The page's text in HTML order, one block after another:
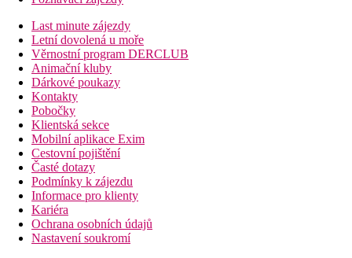
Last minute zájezdy
Letní dovolená u moře
Věrnostní program DERCLUB
Animační kluby
Dárkové poukazy
Kontakty
Pobočky
Klientská sekce
Mobilní aplikace Exim
Cestovní pojištění
Časté dotazy
Podmínky k zájezdu
Informace pro klienty
Kariéra
Ochrana osobních údajů
Nastavení soukromí